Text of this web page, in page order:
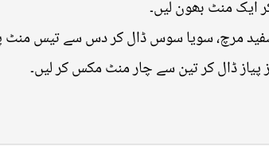
ایک منٹ بھون لیں۔
مرچ، سویا سوس ڈال کر دس سے تیس منٹ
ڈال کر تین سے چار منٹ مکس کر لیں۔